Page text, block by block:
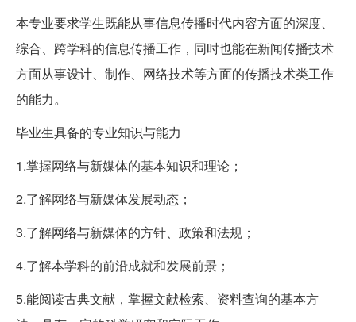
本专业要求学生既能从事信息传播时代内容方面的深度、
综合、跨学科的信息传播工作，同时也能在新闻传播技术
方面从事设计、制作、网络技术等方面的传播技术类工作
的能力。
毕业生具备的专业知识与能力
1.掌握网络与新媒体的基本知识和理论；
2.了解网络与新媒体发展动态；
3.了解网络与新媒体的方针、政策和法规；
4.了解本学科的前沿成就和发展前景；
5.能阅读古典文献，掌握文献检索、资料查询的基本方